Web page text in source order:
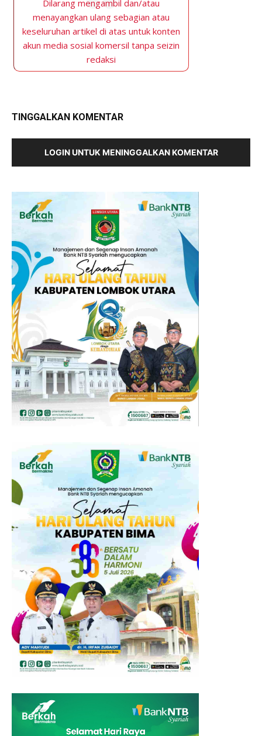
Dilarang mengambil dan/atau
menayangkan ulang sebagian atau
keseluruhan artikel di atas untuk konten
akun media sosial komersil tanpa seizin
redaksi
TINGGALKAN KOMENTAR
LOGIN UNTUK MENINGGALKAN KOMENTAR